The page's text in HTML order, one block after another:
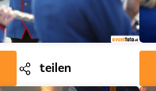
teilen